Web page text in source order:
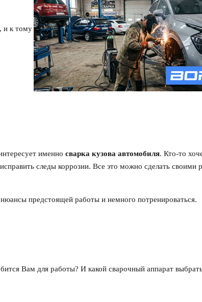
и к тому
именно сварка кузова автомобиля. Кто-то
следы коррозии. Все это можно сделать своими
предстоящей работы и немного потренироваться.
Вам для работы? И какой сварочный аппарат